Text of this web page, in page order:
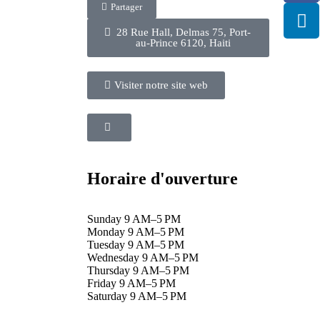
Partager
28 Rue Hall, Delmas 75, Port-
au-Prince 6120, Haiti
Visiter notre site web
Horaire d'ouverture
Sunday 9 AM–5 PM
Monday 9 AM–5 PM
Tuesday 9 AM–5 PM
Wednesday 9 AM–5 PM
Thursday 9 AM–5 PM
Friday 9 AM–5 PM
Saturday 9 AM–5 PM